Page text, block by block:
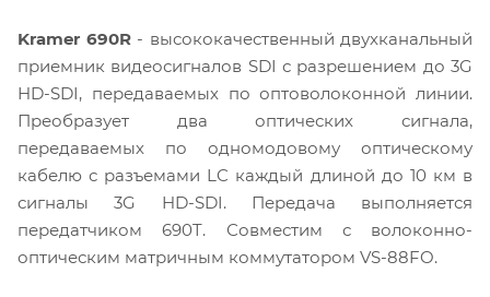
Kramer 690R- высококачественный двухканальный
приемник видеосигналов SDI с разрешением до 3G
HD-SDI, передаваемых по оптоволоконной линии.
Преобразует два оптических сигнала,
передаваемых по одномодовому оптическому
кабелю с разъемами LC каждый длиной до 10 км в
сигналы 3G HD-SDI. Передача выполняется
передатчиком 690T. Совместим с волоконно-
оптическим матричным коммутатором VS-88FO.